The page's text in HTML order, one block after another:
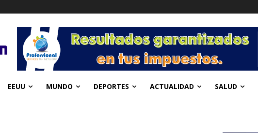
EEUU MUNDO DEPORTES ACTUALIDAD SALUD